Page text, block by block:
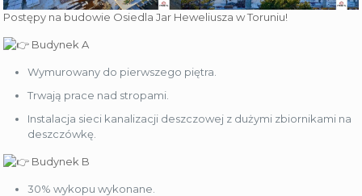
Postępy na budowie Osiedla Jar Heweliusza w Toruniu!
Budynek A
Wymurowany do pierwszego piętra.
Trwają prace nad stropami.
Instalacja sieci kanalizacji deszczowej z dużymi zbiornikami na
deszczówkę.
Budynek B
30% wykopu wykonane.